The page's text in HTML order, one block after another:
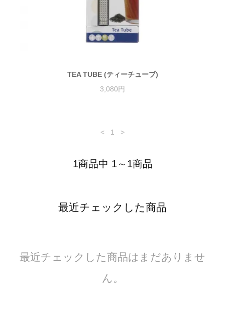
TEA TUBE (ティーチューブ)
3,080円
< 1 >
1商品中 1～1商品
最近チェックした商品
最近チェックした商品はまだありませ
ん。